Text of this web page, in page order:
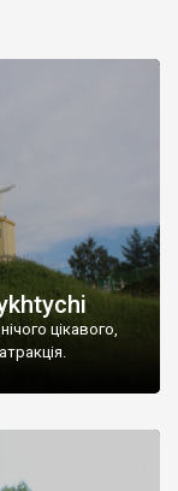
цікавого,